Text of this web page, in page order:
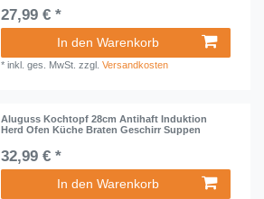
27,99 € *
In den Warenkorb
*inkl. ges. MwSt. zzgl.Versandkosten
Aluguss Kochtopf 28cm Antihaft Induktion
Herd Ofen Küche Braten Geschirr Suppen
32,99 € *
In den Warenkorb